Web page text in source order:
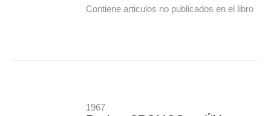
Contiene articulos no publicados en el libro
1967